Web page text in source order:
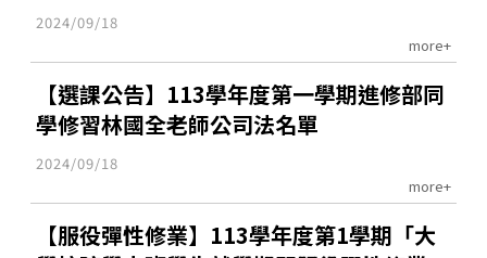
2024/09/18
more+
【選課公告】113學年度第一學期進修部同
學修習林國全老師公司法名單
2024/09/18
more+
【服役彈性修業】113學年度第1學期「大